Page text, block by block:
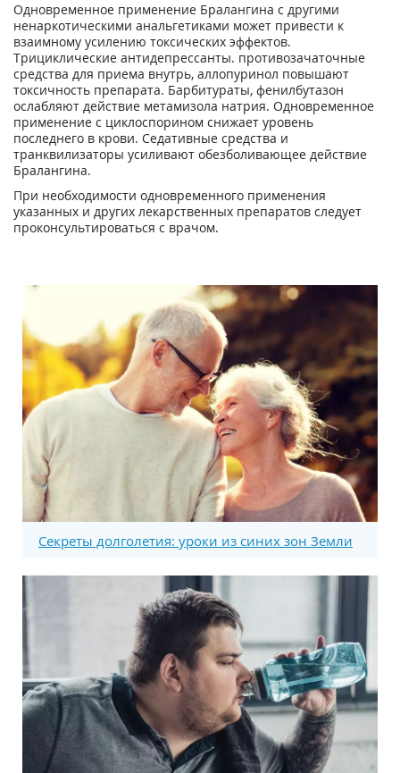
Одновременное применение Бралангина с другими
ненаркотическими анальгетиками может привести к
взаимному усилению токсических эффектов.
Трициклические антидепрессанты. противозачаточные
средства для приема внутрь, аллопуринол повышают
токсичность препарата. Барбитураты, фенилбутазон
ослабляют действие метамизола натрия. Одновременное
применение с циклоспорином снижает уровень
последнего в крови. Седативные средства и
транквилизаторы усиливают обезболивающее действие
Бралангина.
При необходимости одновременного применения
указанных и других лекарственных препаратов следует
проконсультироваться с врачом.
Секреты долголетия: уроки из синих зон Земли